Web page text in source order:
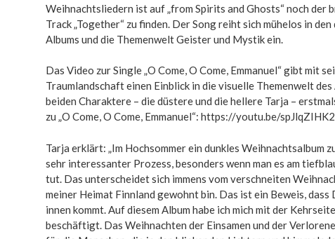
Weihnachtsliedern ist auf „from Spirits and Ghosts“ noch der
Track „Together“ zu finden. Der Song reiht sich mühelos in den
Albums und die Themenwelt Geister und Mystik ein.
Das Video zur Single „O Come, O Come, Emmanuel“ gibt mit
Traumlandschaft einen Einblick in die visuelle Themenwelt
beiden Charaktere – die düstere und die hellere Tarja –
zu „O Come, O Come, Emmanuel“: https://youtu.be/
Tarja erklärt: „Im Hochsommer ein dunkles Weihnachtsalbum
sehr interessanter Prozess, besonders wenn man es am
tut. Das unterscheidet sich immens vom verschneiten
meiner Heimat Finnland gewohnt bin. Das ist ein Beweis,
innen kommt. Auf diesem Album habe ich mich mit der
beschäftigt. Das Weihnachten der Einsamen und der